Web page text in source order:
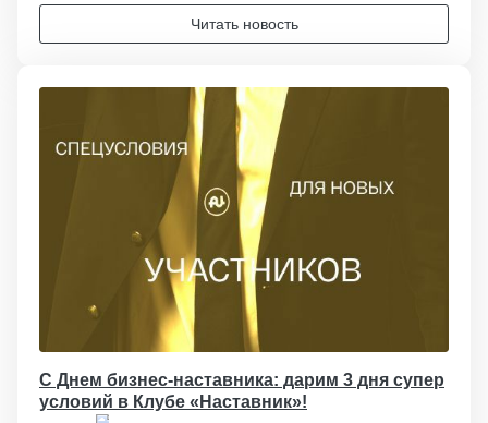
Читать новость
С Днем бизнес-наставника: дарим 3 дня супер
условий в Клубе «Наставник»!